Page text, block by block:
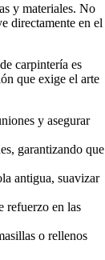
y materiales. No
directamente en el
carpintería es
que exige el arte
y asegurar
garantizando que
antigua, suavizar
refuerzo en las
o rellenos